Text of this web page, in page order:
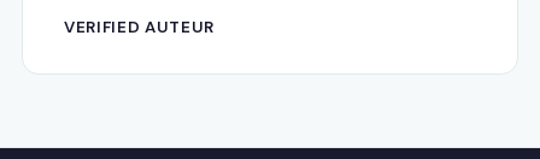
VERIFIED AUTEUR